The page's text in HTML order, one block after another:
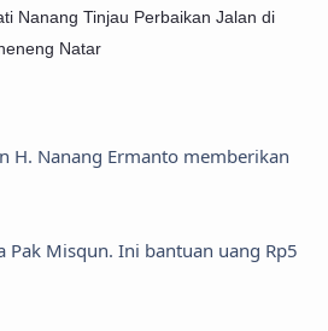
Nanang Tinjau Perbaikan Jalan di
Natar
H. Nanang Ermanto memberikan
Misqun. Ini bantuan uang Rp5